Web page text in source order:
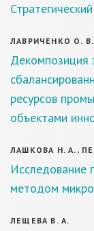
ЛАВРИЧЕНКО О. В.
Декомпозиция
ресурсов
объектами
ЛАШКОВА Н. А.,
Исследование
методом
ЛЕЩЕВА В. А.